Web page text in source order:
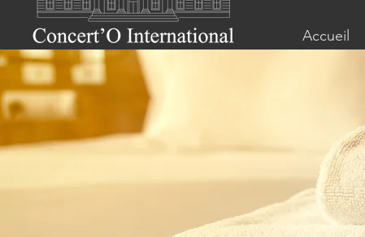
Accueil